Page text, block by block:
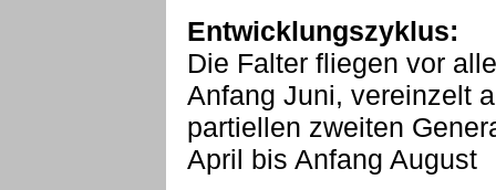
Entwicklungszyklus:
Die Falter fliegen vor
Anfang Juni, vereinzelt
partiellen zweiten
April bis Anfang August